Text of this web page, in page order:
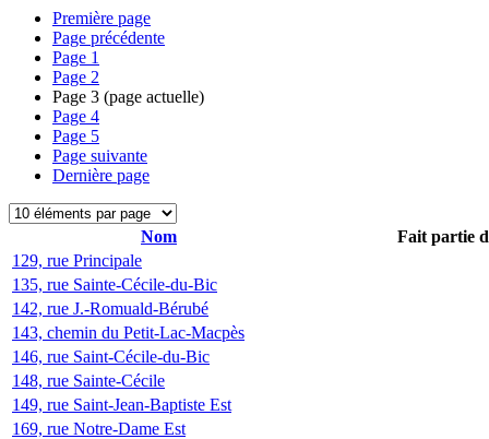
Première page
Page précédente
Page 1
Page 2
Page 3 (page actuelle)
Page 4
Page 5
Page suivante
Dernière page
Nom
Fait partie
129, rue Principale
135, rue Sainte-Cécile-du-Bic
142, rue J.-Romuald-Bérubé
143, chemin du Petit-Lac-Macpès
146, rue Saint-Cécile-du-Bic
148, rue Sainte-Cécile
149, rue Saint-Jean-Baptiste Est
169, rue Notre-Dame Est